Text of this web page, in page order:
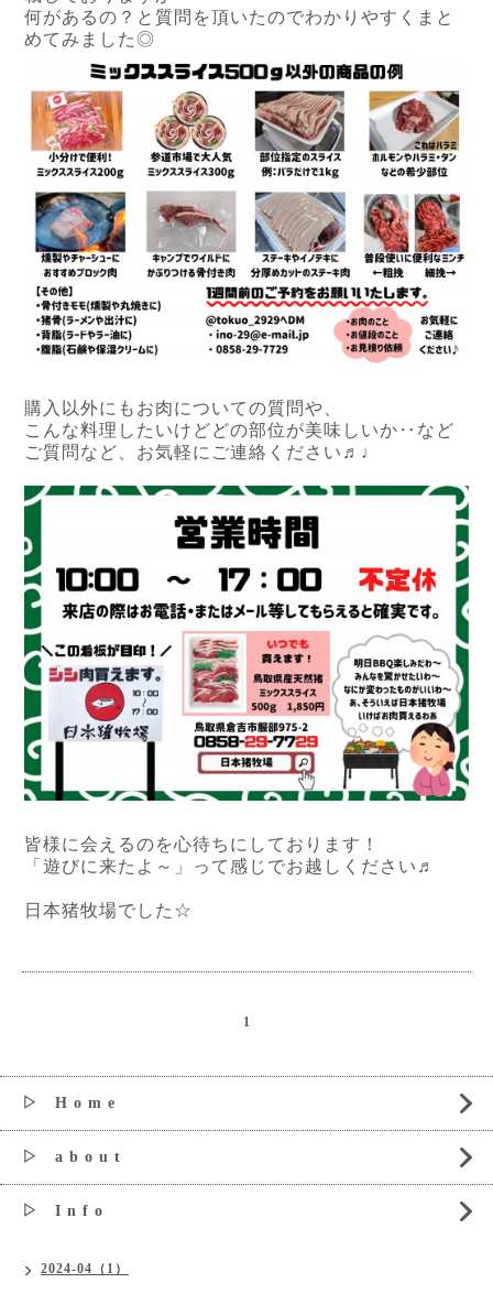
何があるの？と質問を頂いたのでわかりやすくまと
めてみました◎
購入以外にもお肉についての質問や、
こんな料理したいけどどの部位が美味しいか‥など
ご質問など、お気軽にご連絡ください♬♩
皆様に会えるのを心待ちにしております！
「遊びに来たよ～」って感じでお越しください♬
日本猪牧場でした☆
1
▷ H o m e
▷ a b o u t
▷ I n f o
2024-04（1）